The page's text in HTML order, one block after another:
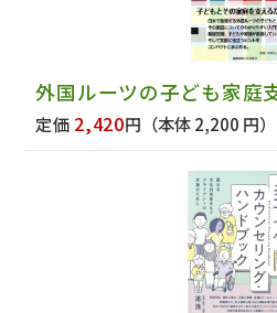
外国ルーツの子ども家庭
定価 2,420円 （本体 2,200 円）